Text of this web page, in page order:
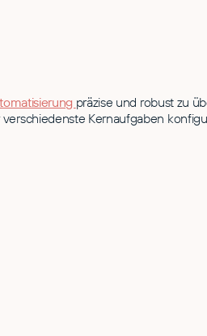
präzise und robust zu
Kernaufgaben